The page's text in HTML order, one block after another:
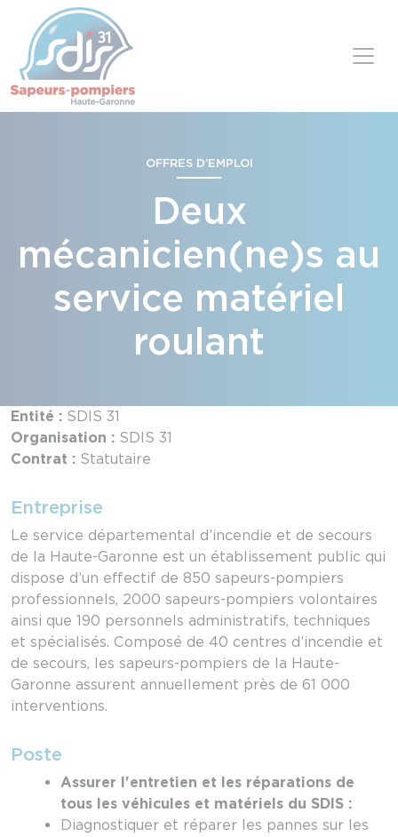
OFFRES D’EMPLOI
Deux
mécanicien(ne)s au
service matériel
roulant
Entité : SDIS 31
Organisation : SDIS 31
Contrat : Statutaire
Entreprise
Le service départemental d’incendie et de secours
de la Haute-Garonne est un établissement public qui
dispose d’un effectif de 850 sapeurs-pompiers
professionnels, 2000 sapeurs-pompiers volontaires
ainsi que 190 personnels administratifs, techniques
et spécialisés. Composé de 40 centres d’incendie et
de secours, les sapeurs-pompiers de la Haute-
Garonne assurent annuellement près de 61 000
interventions.
Poste
Assurer l'entretien et les réparations de
tous les véhicules et matériels du SDIS :
Diagnostiquer et réparer les pannes sur les
Panneau de gestion des cookies